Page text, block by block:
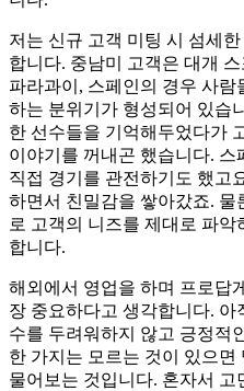
저는 신규 고객 미팅 시 섬세
합니다. 중남미 고객은 대개
파라과이, 스페인의 경우 사
하는 분위기가 형성되어 있습
한 선수들을 기억해두었다가
이야기를 꺼내곤 했습니다.
직접 경기를 관전하기도 했고
하면서 친밀감을 쌓아갔죠. 물
로 고객의 니즈를 제대로 파
합니다.
해외에서 영업을 하며 프로답
장 중요하다고 생각합니다. 아
수를 두려워하지 않고 긍정적
한 가지는 모르는 것이 있으면
물어보는 것입니다. 혼자서